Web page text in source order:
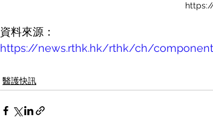
資料來源：
https://news.rthk.hk/rthk/ch/
醫護快訊